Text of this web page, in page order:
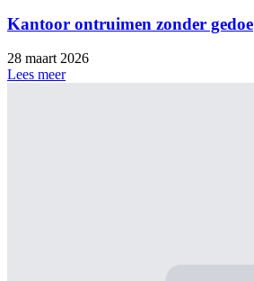
Kantoor ontruimen zonder gedoe
28 maart 2026
Lees meer